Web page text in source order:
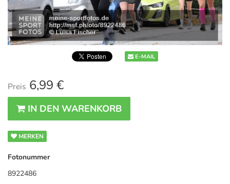
E-MAIL
Preis 6,99 €
IN DEN WARENKORB
MERKEN
Fotonummer
8922486